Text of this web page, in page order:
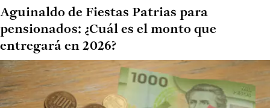
Aguinaldo de Fiestas Patrias para
pensionados: ¿Cuál es el monto que
entregará en 2026?